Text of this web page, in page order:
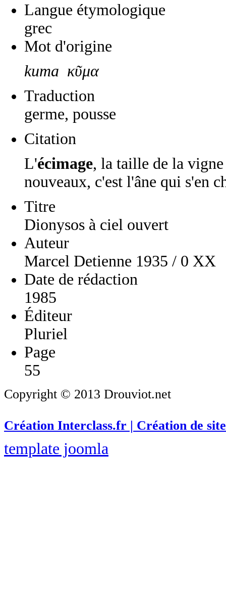
Langue étymologique
grec
Mot d'origine
kuma κῦμα
Traduction
germe, pousse
Citation
L'écimage, la taille de la
nouveaux, c'est l'âne qui s'en
Titre
Dionysos à ciel ouvert
Auteur
Marcel Detienne 1935 / 0 XX
Date de rédaction
1985
Éditeur
Pluriel
Page
55
Copyright © 2013 Drouviot.net
Création Interclass.fr | Création de
template joomla